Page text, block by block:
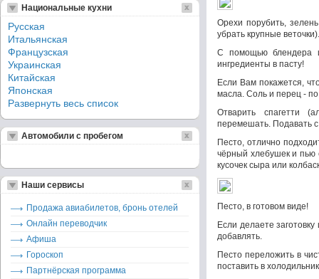
Орехи порубить,
убрать крупные
С помощью блендера
ингредиенты в пасту!
Если Вам покажется,
масла. Соль и перец - по
Отварить спагетти
перемешать. Подавать
Песто, отлично
чёрный хлебушек и пью
кусочек сыра или
Песто, в готовом виде!
Если делаете
добавлять.
Песто переложить в
поставить в
Национальные кухни
Русская
Итальянская
Французская
Украинская
Китайская
Японская
Развернуть весь список
Автомобили с пробегом
Наши сервисы
Продажа авиабилетов, бронь отелей
Онлайн переводчик
Афиша
Гороскоп
Партнёрская программа